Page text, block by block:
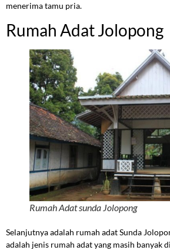
menerima tamu pria.
Rumah Adat Jolopong
Rumah Adat sunda Jolopong
Selanjutnya adalah rumah adat Sunda
adalah jenis rumah adat yang masih banyak